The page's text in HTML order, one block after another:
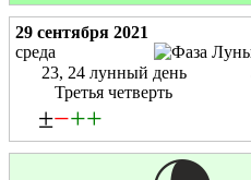
29 сентября 2021
среда
23, 24 лунный день
Третья четверть
±−++